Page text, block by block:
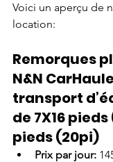
Voici un aperçu de
location:
Remorques
N&N
transport
de 7X16 pieds
pieds (20pi)
Prix par jour: